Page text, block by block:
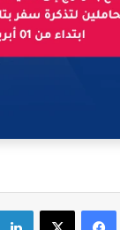
فيسبوك‫X